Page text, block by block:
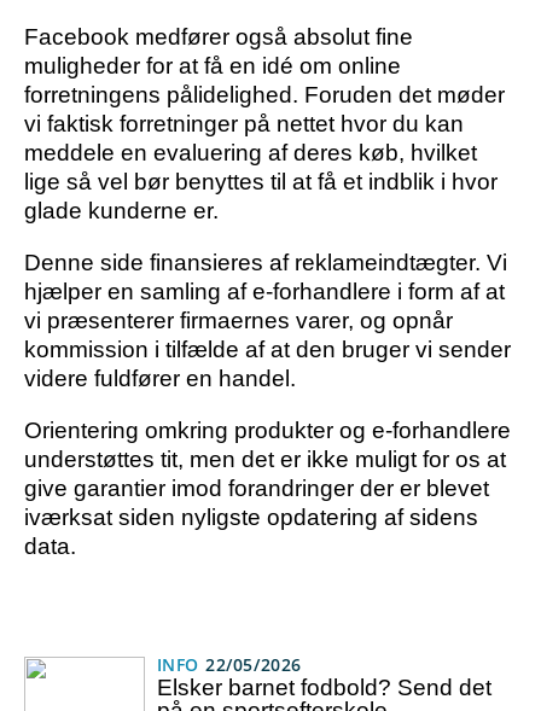
Facebook medfører også absolut fine
muligheder for at få en idé om online
forretningens pålidelighed. Foruden det møder
vi faktisk forretninger på nettet hvor du kan
meddele en evaluering af deres køb, hvilket
lige så vel bør benyttes til at få et indblik i hvor
glade kunderne er.
Denne side finansieres af reklameindtægter. Vi
hjælper en samling af e-forhandlere i form af at
vi præsenterer firmaernes varer, og opnår
kommission i tilfælde af at den bruger vi sender
videre fuldfører en handel.
Orientering omkring produkter og e-forhandlere
understøttes tit, men det er ikke muligt for os at
give garantier imod forandringer der er blevet
iværksat siden nyligste opdatering af sidens
data.
INFO 22/05/2026
Elsker barnet fodbold? Send det